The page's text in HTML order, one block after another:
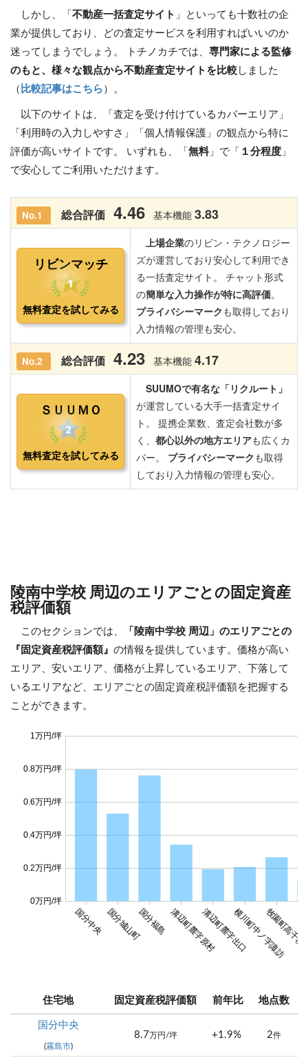
しかし、「 不動産一括査定サイト 」といっても十数社の企
業が提供しており、どの査定サービスを利用すればいいのか
迷ってしまうでしょう。 トチノカチでは、 専門家による監修
のもと、様々な観点から不動産査定サイトを比較 しました
（ 比較記事はこちら ）。
以下のサイトは、「査定を受け付けているカバーエリア」
「利用時の入力しやすさ」「個人情報保護」の観点から特に
評価が高いサイトです。 いずれも、「 無料」で「 １分程度 」
で安心してご利用いただけます。
陵南中学校 周辺のエリアごとの固定資産
税評価額
このセクションでは、
「陵南中学校 周辺」のエリアごとの
『固定資産税評価額』 の情報を提供しています。価格が高い
エリア、安いエリア、価格が上昇しているエリア、下落して
いるエリアなど、エリアごとの固定資産税評価額を把握する
ことができます。
国分中央国分城山町国分福島 溝辺町麓字原村溝辺町麓字出口横川町中ノ字諏訪
牧園町高
0万円/坪
0.2万円/坪
0.4万円/坪
0.6万円/坪
0.8万円/坪
1万円/坪
住宅地 固定資産税評価額 前年比 地点数
国分中央
(霧島市)
8.7 万円/坪 +1.9% 2件